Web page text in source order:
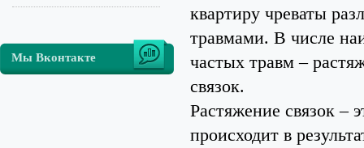
Мы Вконтакте
квартиру чреваты
травмами. В числе
частых травм –
связок.
Растяжение связок –
происходит в